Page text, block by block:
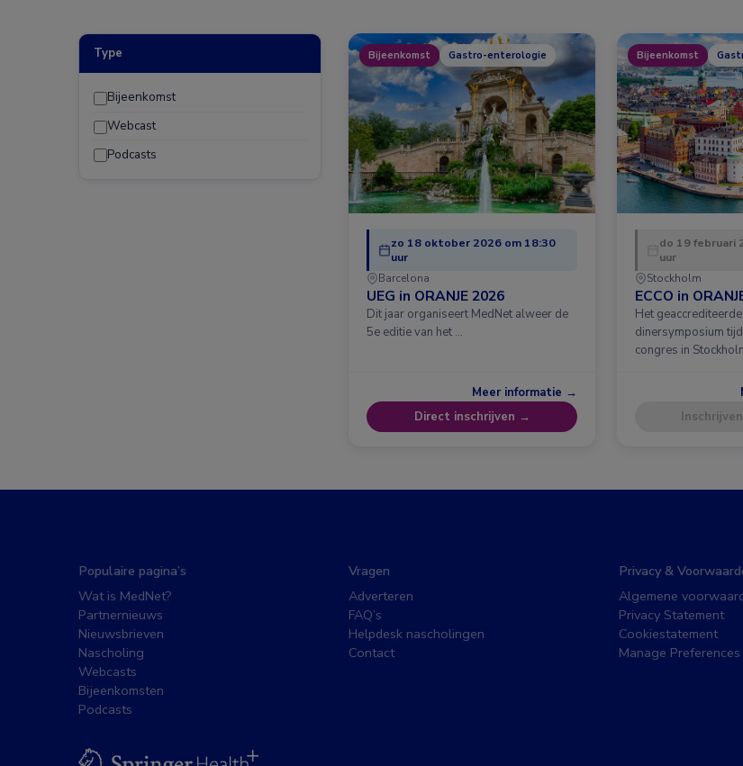
Type
Bijeenkomst
Webcast
Podcasts
Bijeenkomst Gastro-enterologie
zo 18 oktober 2026 om 18:30
uur
Barcelona
UEG in ORANJE 2026
Dit jaar organiseert MedNet alweer de
5e editie van het …
Meer informatie →
Direct inschrijven →
Bijeenkomst
do 19 februari
uur
Stockholm
ECCO in
Het geaccrediteerde
dinersymposium
congres in
Populaire pagina’s
Wat is MedNet?
Partnernieuws
Nieuwsbrieven
Nascholing
Webcasts
Bijeenkomsten
Podcasts
Vragen
Adverteren
FAQ’s
Helpdesk nascholingen
Contact
Privacy &
Algemene
Privacy Statement
Cookiestatement
Manage Preferences
BSL